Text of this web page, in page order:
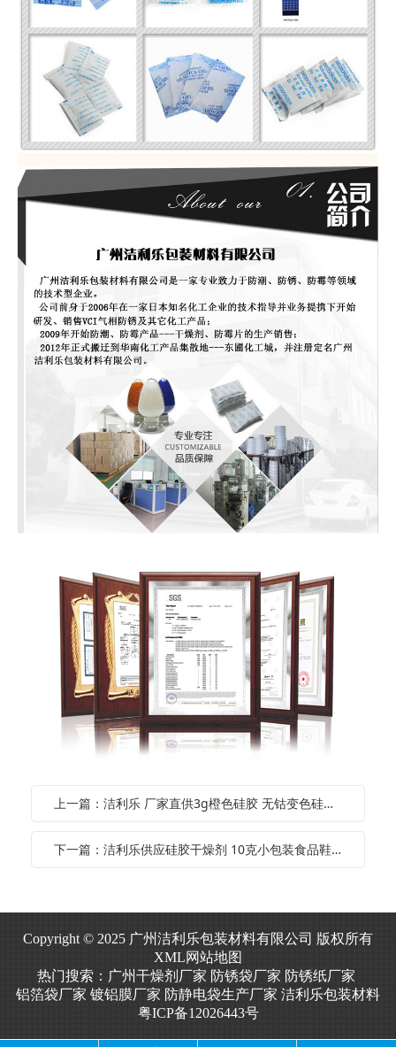
上一篇：洁利乐 厂家直供3g橙色硅胶 无钴变色硅胶干燥剂 变色防潮珠
下一篇：洁利乐供应硅胶干燥剂 10克小包装食品鞋帽防潮剂蓝色颗粒硅胶
Copyright © 2025 广州洁利乐包装材料有限公司 版权所有
XML网站地图
热门搜索： 广州干燥剂厂家 防锈袋厂家 防锈纸厂家
铝箔袋厂家 镀铝膜厂家 防静电袋生产厂家 洁利乐包装材料
粤ICP备12026443号